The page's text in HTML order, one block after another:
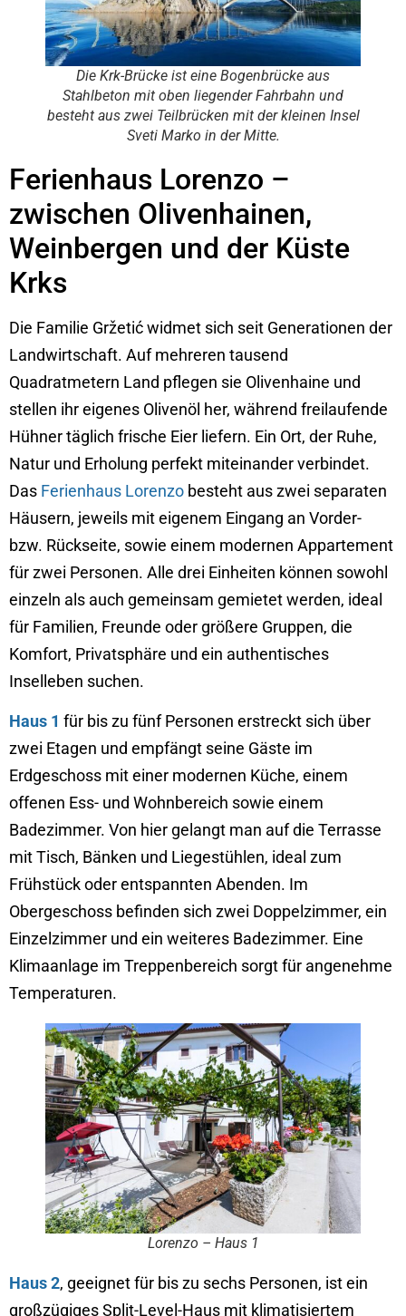
Die Krk-Brücke ist eine Bogenbrücke aus
Stahlbeton mit oben liegender Fahrbahn und
besteht aus zwei Teilbrücken mit der kleinen Insel
Sveti Marko in der Mitte.
Ferienhaus Lorenzo –
zwischen Olivenhainen,
Weinbergen und der Küste
Krks
Die Familie Gržetić widmet sich seit Generationen der
Landwirtschaft. Auf mehreren tausend
Quadratmetern Land pflegen sie Olivenhaine und
stellen ihr eigenes Olivenöl her, während freilaufende
Hühner täglich frische Eier liefern. Ein Ort, der Ruhe,
Natur und Erholung perfekt miteinander verbindet.
Das Ferienhaus Lorenzo besteht aus zwei separaten
Häusern, jeweils mit eigenem Eingang an Vorder-
bzw. Rückseite, sowie einem modernen Appartement
für zwei Personen. Alle drei Einheiten können sowohl
einzeln als auch gemeinsam gemietet werden, ideal
für Familien, Freunde oder größere Gruppen, die
Komfort, Privatsphäre und ein authentisches
Inselleben suchen.
Haus 1 für bis zu fünf Personen erstreckt sich über
zwei Etagen und empfängt seine Gäste im
Erdgeschoss mit einer modernen Küche, einem
offenen Ess- und Wohnbereich sowie einem
Badezimmer. Von hier gelangt man auf die Terrasse
mit Tisch, Bänken und Liegestühlen, ideal zum
Frühstück oder entspannten Abenden. Im
Obergeschoss befinden sich zwei Doppelzimmer, ein
Einzelzimmer und ein weiteres Badezimmer. Eine
Klimaanlage im Treppenbereich sorgt für angenehme
Temperaturen.
Lorenzo – Haus 1
Haus 2, geeignet für bis zu sechs Personen, ist ein
großzügiges Split-Level-Haus mit klimatisiertem